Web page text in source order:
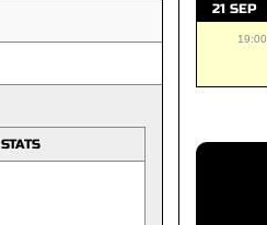
STATS
21 SEP
19:00